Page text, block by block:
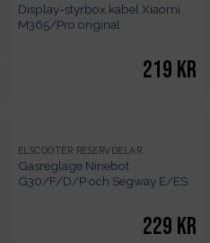
Display-styrbox kabel Xiaomi
M365/Pro original
219 kr
ELSCOOTER RESERVDELAR
Gasreglage Ninebot
G30/F/D/P och Segway E/ES
229 kr